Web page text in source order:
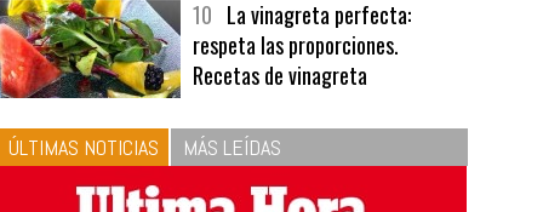
bavarois, tres recetas de premio |
Recetas y menús
respeta las proporciones.
Recetas de vinagreta